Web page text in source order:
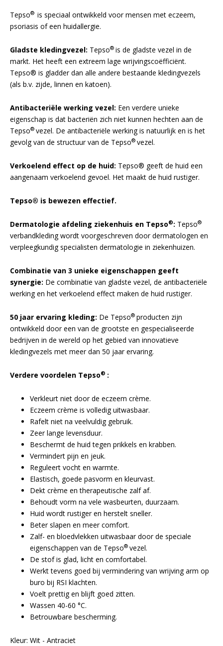
Tepso® is speciaal ontwikkeld voor mensen met eczeem,
psoriasis of een huidallergie.
Gladste kledingvezel: Tepso® is de gladste vezel in de
markt. Het heeft een extreem lage wrijvingscoëfficiënt.
Tepso® is gladder dan alle andere bestaande kledingvezels
(als b.v. zijde, linnen en katoen).
Antibacteriële werking vezel: Een verdere unieke
eigenschap is dat bacteriën zich niet kunnen hechten aan de
Tepso® vezel. De antibacteriële werking is natuurlijk en is het
gevolg van de structuur van de Tepso® vezel.
Verkoelend effect op de huid: Tepso® geeft de huid een
aangenaam verkoelend gevoel. Het maakt de huid rustiger.
Tepso® is bewezen effectief.
Dermatologie afdeling ziekenhuis en Tepso®: Tepso®
verbandkleding wordt voorgeschreven door dermatologen en
verpleegkundig specialisten dermatologie in ziekenhuizen.
Combinatie van 3 unieke eigenschappen geeft
synergie: De combinatie van gladste vezel, de antibacteriële
werking en het verkoelend effect maken de huid rustiger.
50 jaar ervaring kleding: De Tepso® producten zijn
ontwikkeld door een van de grootste en gespecialiseerde
bedrijven in de wereld op het gebied van innovatieve
kledingvezels met meer dan 50 jaar ervaring.
Verdere voordelen Tepso® :
Verkleurt niet door de eczeem crème.
Eczeem crème is volledig uitwasbaar.
Rafelt niet na veelvuldig gebruik.
Zeer lange levensduur.
Beschermt de huid tegen prikkels en krabben.
Vermindert pijn en jeuk.
Reguleert vocht en warmte.
Elastisch, goede pasvorm en kleurvast.
Dekt crème en therapeutische zalf af.
Behoudt vorm na vele wasbeurten, duurzaam.
Huid wordt rustiger en herstelt sneller.
Beter slapen en meer comfort.
Zalf- en bloedvlekken uitwasbaar door de speciale
eigenschappen van de Tepso® vezel.
De stof is glad, licht en comfortabel.
Werkt tevens goed bij vermindering van wrijving arm op
buro bij RSI klachten.
Voelt prettig en blijft goed zitten.
Wassen 40-60 °C.
Betrouwbare bescherming.
Kleur: Wit - Antraciet